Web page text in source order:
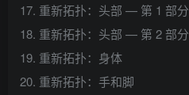
17. 重新拓扑：头部 — 第 1 部分
18. 重新拓扑：头部 — 第 2 部分
19. 重新拓扑：身体
20. 重新拓扑：手和脚